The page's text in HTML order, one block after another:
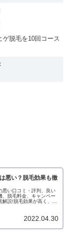
ゲ脱毛を10回コース
悪い？脱毛効果も徹
悪い口コミ・評判、良い
、脱毛料金、キャンペー
説!脱毛効果が高く、サ
2022.04.30